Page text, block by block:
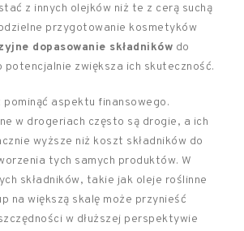
z innych olejków niż te z cerą suchą
przygotowanie kosmetyków
dopasowanie składników do
potencjalnie zwiększa ich skuteczność.
pominąć aspektu finansowego.
w drogeriach często są drogie, a ich
wyższe niż koszt składników do
tych samych produktów. W
składników, takie jak oleje roślinne
na większą skalę może przynieść
w dłuższej perspektywie